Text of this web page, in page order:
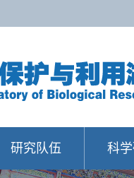
研究队伍 科